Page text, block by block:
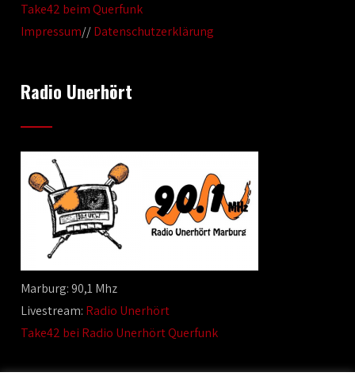
Take42 beim Querfunk
Impressum//Datenschutzerklärung
Radio Unerhört
Marburg: 90,1 Mhz
Livestream: Radio Unerhört
Take42 bei Radio Unerhört Querfunk